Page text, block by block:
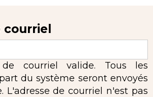
courriel
courriel valide. Tous les
du système seront envoyés
L'adresse de courriel n'est pas